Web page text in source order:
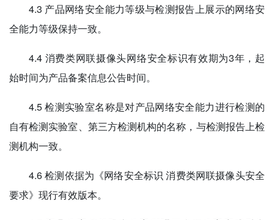
4.3 产品网络安全能力等级与检测报告上展示的网络安
全能力等级保持一致。
4.4 消费类网联摄像头网络安全标识有效期为3年，起
始时间为产品备案信息公告时间。
4.5 检测实验室名称是对产品网络安全能力进行检测的
自有检测实验室、第三方检测机构的名称，与检测报告上检
测机构一致。
4.6 检测依据为《网络安全标识 消费类网联摄像头安全
要求》现行有效版本。